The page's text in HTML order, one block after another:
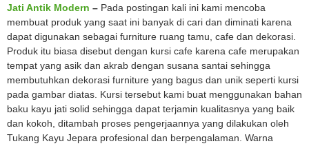
Jati Antik Modern – Pada postingan kali ini kami mencoba
membuat produk yang saat ini banyak di cari dan diminati karena
dapat digunakan sebagai furniture ruang tamu, cafe dan dekorasi.
Produk itu biasa disebut dengan kursi cafe karena cafe merupakan
tempat yang asik dan akrab dengan susana santai sehingga
membutuhkan dekorasi furniture yang bagus dan unik seperti kursi
pada gambar diatas. Kursi tersebut kami buat menggunakan bahan
baku kayu jati solid sehingga dapat terjamin kualitasnya yang baik
dan kokoh, ditambah proses pengerjaannya yang dilakukan oleh
Tukang Kayu Jepara profesional dan berpengalaman. Warna